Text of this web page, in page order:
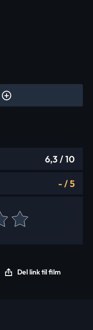
6,3/ 10
-/5
Del link til film